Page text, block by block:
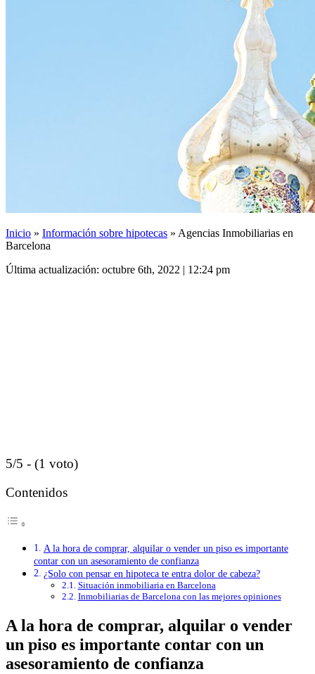
Inicio » Información sobre hipotecas » Agencias Inmobiliarias en
Barcelona
Última actualización: octubre 6th, 2022 | 12:24 pm
5/5 - (1 voto)
Contenidos
A la hora de comprar, alquilar o vender un piso es importante
contar con un asesoramiento de confianza
¿Solo con pensar en hipoteca te entra dolor de cabeza?
Situación inmobiliaria en Barcelona
Inmobiliarias de Barcelona con las mejores opiniones
A la hora de comprar, alquilar o vender
un piso es importante contar con un
asesoramiento de confianza